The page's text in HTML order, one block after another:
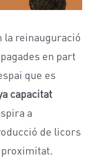
la reinauguració
en part
que es
capacitat
a
de licors